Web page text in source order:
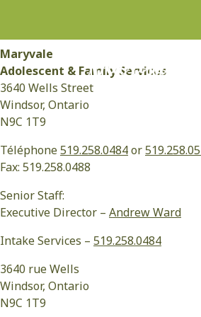
[cmsmasters_row
[cmsmasters_column
Maryvale
Adolescent & Family Services
3640 Wells Street
Windsor, Ontario
N9C 1T9
Téléphone519.258.0484or
Fax: 519.258.0488
Senior Staff:
Executive Director – Andrew Ward
Intake Services – 519.258.0484
3640 rue Wells
Windsor, Ontario
N9C 1T9